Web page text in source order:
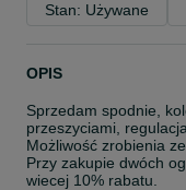
Stan: Używane
OPIS
Sprzedam spodnie,
przeszyciami,
Możliwość zrobienia
Przy zakupie dwóch
wiecej 10% rabatu.